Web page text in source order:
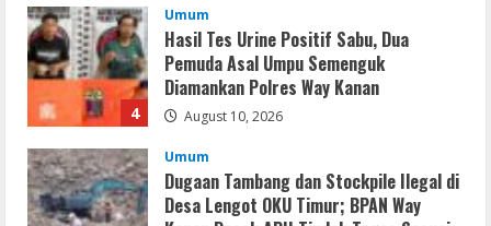
5
Umum
Dugaan Tambang dan Stockpile Ilegal di
Desa Lengot OKU Timur; BPAN Way
Kanan Desak APH Tindak Tegas Sesuai
UU Minerba
August 10, 2026
Resettools
Virtual Serial Ports Emulator Portable